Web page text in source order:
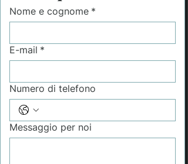
Nome e cognome *
E-mail *
Numero di telefono
Messaggio per noi